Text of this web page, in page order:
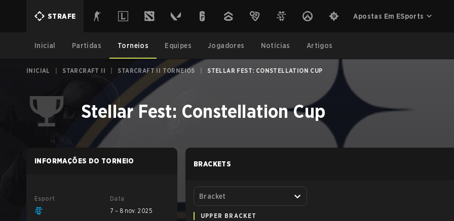
STRAFE Apostas Em ESports
Inicial Partidas Torneios Equipes Jogadores Notícias Artigos
INICIAL STARCRAFT II STARCRAFT II TORNEIOS STELLAR FEST: CONSTELLATION CUP
Stellar Fest: Constellation Cup
INFORMAÇÕES DO TORNEIO
Esport
Data
7 – 8 nov. 2025
BRACKETS
Bracket
UPPER BRACKET